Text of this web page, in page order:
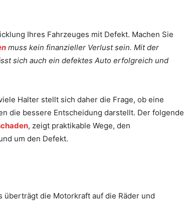
Ihres Fahrzeuges mit Defekt. Machen Sie
muss kein finanzieller Verlust sein. Mit der
sich auch ein defektes Auto erfolgreich und
Halter stellt sich daher die Frage, ob eine
die bessere Entscheidung darstellt. Der folgende
, zeigt praktikable Wege, den
um den Defekt.
überträgt die Motorkraft auf die Räder und